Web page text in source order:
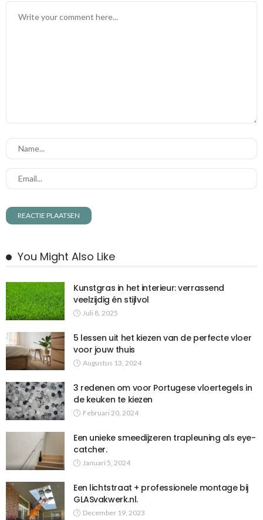
You Might Also Like
Kunstgras in het interieur: verrassend
veelzijdig én stijlvol
Juli 8, 2025
5 lessen uit het kiezen van de perfecte vloer
voor jouw thuis
Augustus 13, 2024
3 redenen om voor Portugese vloertegels in
de keuken te kiezen
Februari 20, 2024
Een unieke smeedijzeren trapleuning als eye-
catcher.
Januari 5, 2024
Een lichtstraat + professionele montage bij
GLASvakwerk.nl.
December 19, 2023